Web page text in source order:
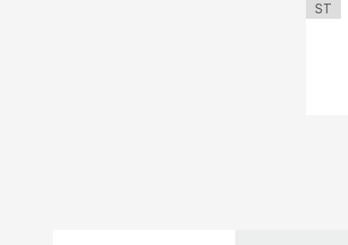
ST